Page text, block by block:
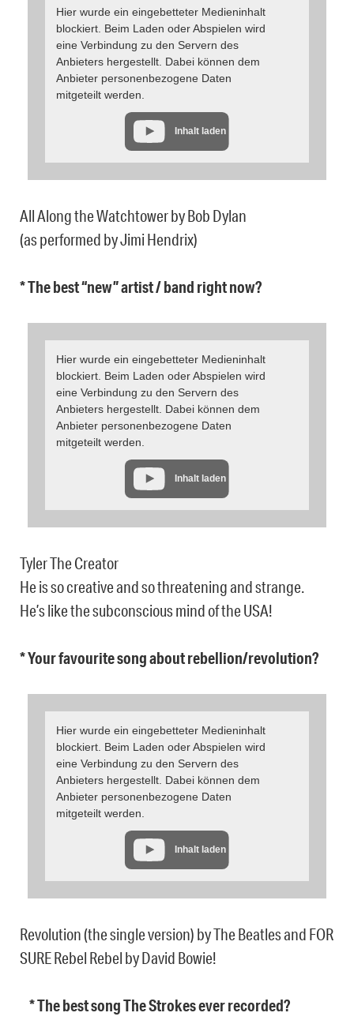
Hier wurde ein eingebetteter Medieninhalt
blockiert. Beim Laden oder Abspielen wird
eine Verbindung zu den Servern des
Anbieters hergestellt. Dabei können dem
Anbieter personenbezogene Daten
mitgeteilt werden.
Inhalt laden
All Along the Watchtower by Bob Dylan
(as performed by Jimi Hendrix)
* The best “new” artist / band right now?
Hier wurde ein eingebetteter Medieninhalt
blockiert. Beim Laden oder Abspielen wird
eine Verbindung zu den Servern des
Anbieters hergestellt. Dabei können dem
Anbieter personenbezogene Daten
mitgeteilt werden.
Inhalt laden
Tyler The Creator
He is so creative and so threatening and strange.
He’s like the subconscious mind of the USA!
* Your favourite song about rebellion/revolution?
Hier wurde ein eingebetteter Medieninhalt
blockiert. Beim Laden oder Abspielen wird
eine Verbindung zu den Servern des
Anbieters hergestellt. Dabei können dem
Anbieter personenbezogene Daten
mitgeteilt werden.
Inhalt laden
Revolution (the single version) by The Beatles and FOR
SURE Rebel Rebel by David Bowie!
* The best song The Strokes ever recorded?